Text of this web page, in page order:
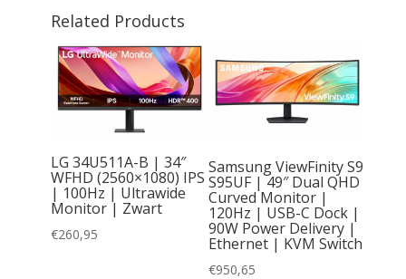
Related Products
LG 34U511A-B | 34″
WFHD (2560×1080) IPS
| 100Hz | Ultrawide
Monitor | Zwart
€260,95
Samsung ViewFinity S9
S95UF | 49″ Dual QHD
Curved Monitor |
120Hz | USB-C Dock |
90W Power Delivery |
Ethernet | KVM Switch
€950,65